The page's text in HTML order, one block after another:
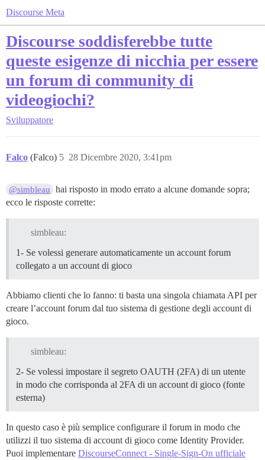
Discourse Meta
Discourse soddisferebbe tutte
queste esigenze di nicchia per essere
un forum di community di
videogiochi?
Sviluppatore
Falco (Falco) 28 Dicembre 2020, 3:41pm
5
@simbleau
hai risposto in modo errato a alcune domande sopra;
ecco le risposte corrette:
simbleau:
1- Se volessi generare automaticamente un account forum
collegato a un account di gioco
Abbiamo clienti che lo fanno: ti basta una singola chiamata API per
creare l’account forum dal tuo sistema di gestione degli account di
gioco.
simbleau:
2- Se volessi impostare il segreto OAUTH (2FA) di un utente
in modo che corrisponda al 2FA di un account di gioco (fonte
esterna)
In questo caso è più semplice configurare il forum in modo che
utilizzi il tuo sistema di account di gioco come Identity Provider.
Puoi implementare DiscourseConnect - Single-Sign-On ufficiale